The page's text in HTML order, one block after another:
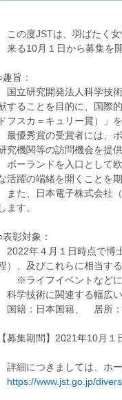
この度JSTは、羽ばたく女
来る10月１日から募集を開
趣旨：
国立研究開発法人科学技
することを目的に、国際
ドフスカ＝キュリー賞）」
最優秀賞の受賞者には、
究機関等の訪問機会を提供
ポーランドを入口として
活躍の端緒を開くことを期
また、日本電子株式会社
します。
表彰対象：
2022年４月１日時点で博
）、及びこれらに相当す
※ライフイベントなどに
科学技術に関連する幅広
国籍：日本国籍、 居所：
【募集期間】2021年10月
詳細につきましては、ホ
https://www.jst.go.jp/